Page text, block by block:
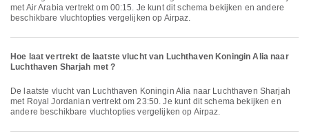
met Air Arabia vertrekt om 00:15. Je kunt dit schema bekijken en andere
beschikbare vluchtopties vergelijken op Airpaz.
Hoe laat vertrekt de laatste vlucht van Luchthaven Koningin Alia naar
Luchthaven Sharjah met ?
De laatste vlucht van Luchthaven Koningin Alia naar Luchthaven Sharjah
met Royal Jordanian vertrekt om 23:50. Je kunt dit schema bekijken en
andere beschikbare vluchtopties vergelijken op Airpaz.